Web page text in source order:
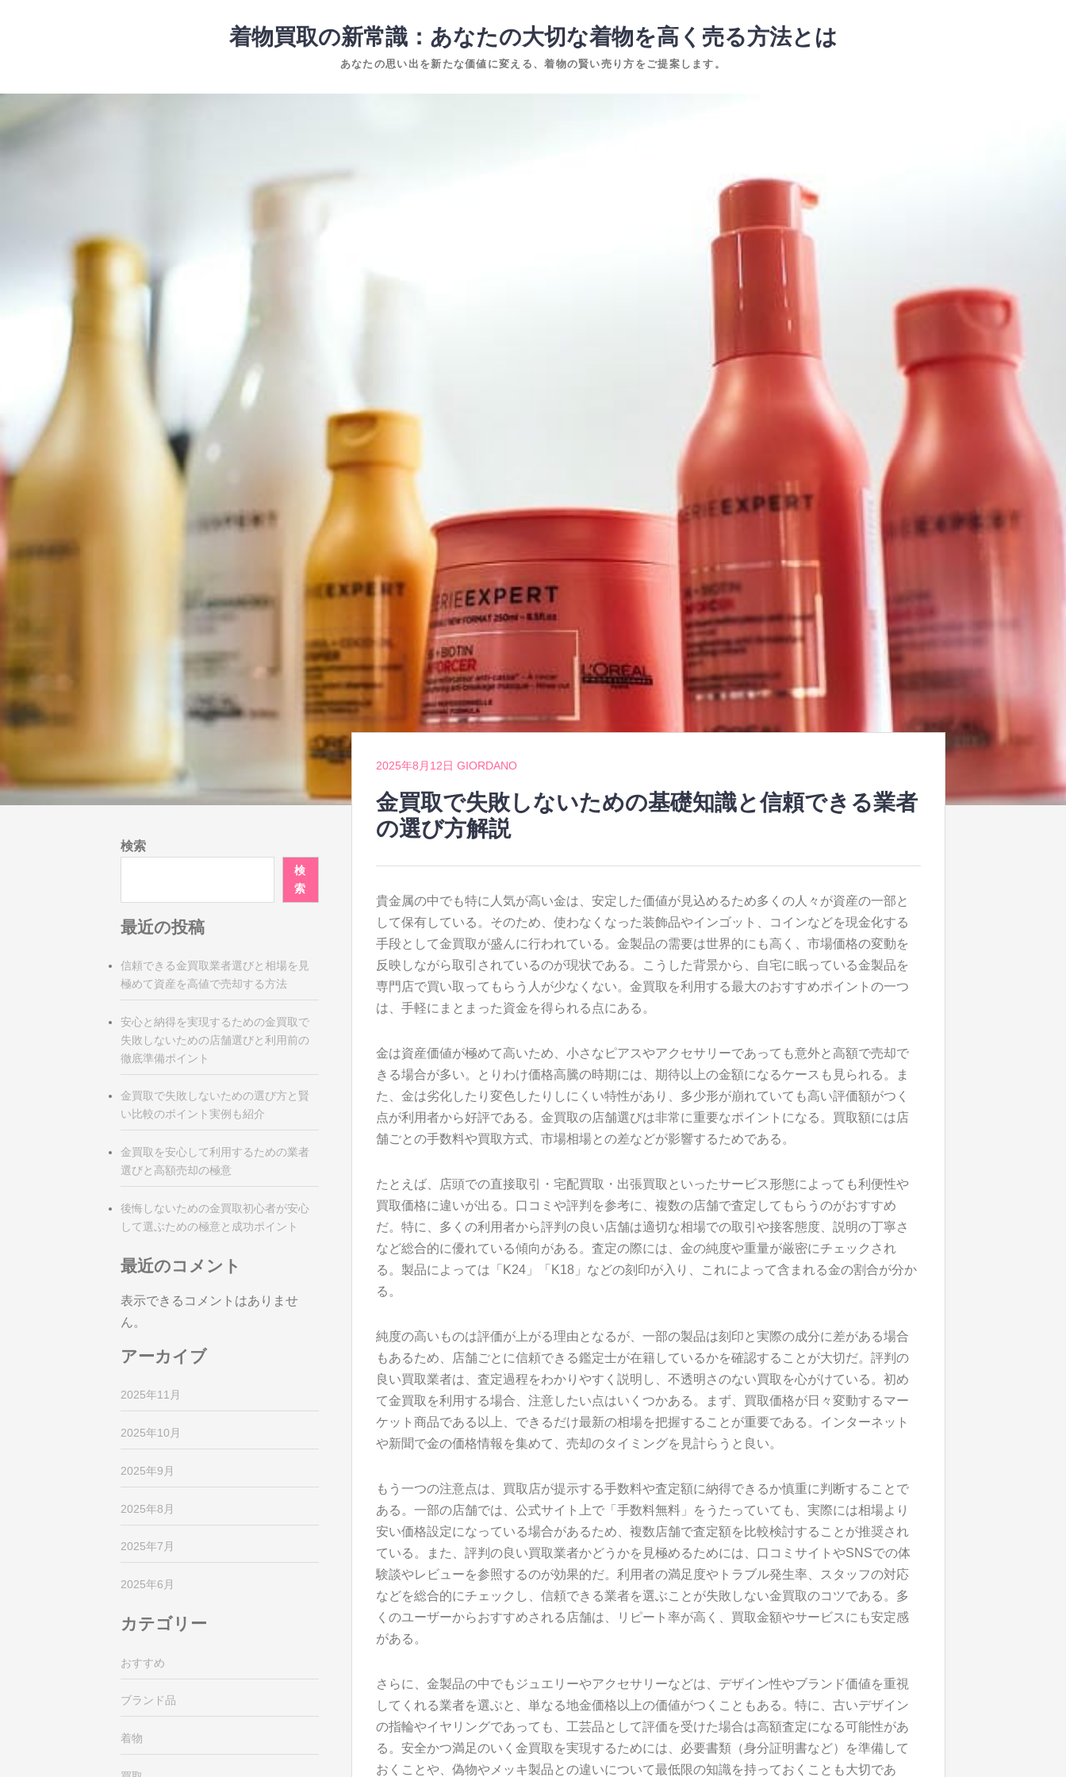
ツ
着物買取の新常識：あなたの大切な着物を高く売る方法とは
あなたの思い出を新たな価値に変える、着物の賢い売り方をご提案します。
ス
キ
2025年8月12日 GIORDANO
金買取で失敗しないための基礎知識と信頼できる業者
の選び方解説
貴金属の中でも特に人気が高い金は、安定した価値が見込めるため多くの人々が資産の一部と
して保有している。 そのため、使わなくなった装飾品やインゴット、コインなどを現金化する
手段として金買取が盛んに行われている。金製品の需要は世界的にも高く、市場価格の変動を
反映しながら取引されているのが現状である。こうした背景から、自宅に眠っている金製品を
専門店で買い取ってもらう人が少なくない。金買取を利用する最大のおすすめポイントの一つ
は、手軽にまとまった資金を得られる点にある。
金は資産価値が極めて高いため、小さなピアスやアクセサリーであっても意外と高額で売却で
きる場合が多い。とりわけ価格高騰の時期には、期待以上の金額になるケースも見られる。ま
た、金は劣化したり変色したりしにくい特性があり、多少形が崩れていても高い評価額がつく
点が利用者から好評である。金買取の店舗選びは非常に重要なポイントになる。買取額には店
舗ごとの手数料や買取方式、市場相場との差などが影響するためである。
たとえば、店頭での直接取引・宅配買取・出張買取といったサービス形態によっても利便性や
買取価格に違いが出る。口コミや評判を参考に、複数の店舗で査定してもらうのがおすすめ
だ。特に、多くの利用者から評判の良い店舗は適切な相場での取引や接客態度、説明の丁寧さ
など総合的に優れている傾向がある。査定の際には、金の純度や重量が厳密にチェックされ
る。製品によっては「K24」「K18」などの刻印が入り、これによって含まれる金の割合が分か
る。
純度の高いものは評価が上がる理由となるが、一部の製品は刻印と実際の成分に差がある場合
もあるため、店舗ごとに信頼できる鑑定士が在籍しているかを確認することが大切だ。評判の
良い買取業者は、査定過程をわかりやすく説明し、不透明さのない買取を心がけている。初め
て金買取を利用する場合、注意したい点はいくつかある。まず、買取価格が日々変動するマー
ケット商品である以上、できるだけ最新の相場を把握することが重要である。インターネット
や新聞で金の価格情報を集めて、売却のタイミングを見計らうと良い。
もう一つの注意点は、買取店が提示する手数料や査定額に納得できるか慎重に判断することで
ある。一部の店舗では、公式サイト上で「手数料無料」をうたっていても、実際には相場より
安い価格設定になっている場合があるため、複数店舗で査定額を比較検討することが推奨され
ている。また、評判の良い買取業者かどうかを見極めるためには、口コミサイトやSNSでの体
験談やレビューを参照するのが効果的だ。利用者の満足度やトラブル発生率、スタッフの対応
などを総合的にチェックし、信頼できる業者を選ぶことが失敗しない金買取のコツである。多
くのユーザーからおすすめされる店舗は、リピート率が高く、買取金額やサービスにも安定感
がある。
さらに、金製品の中でもジュエリーやアクセサリーなどは、デザイン性やブランド価値を重視
してくれる業者を選ぶと、単なる地金価格以上の価値がつくこともある。特に、古いデザイン
の指輪やイヤリングであっても、工芸品として評価を受けた場合は高額査定になる可能性があ
る。安全かつ満足のいく金買取を実現するためには、必要書類（身分証明書など）を準備して
おくことや、偽物やメッキ製品との違いについて最低限の知識を持っておくことも大切であ
検索
検
索
最近の投稿
信頼できる金買取業者選びと相場を見
極めて資産を高値で売却する方法
安心と納得を実現するための金買取で
失敗しないための店舗選びと利用前の
徹底準備ポイント
金買取で失敗しないための選び方と賢
い比較のポイント実例も紹介
金買取を安心して利用するための業者
選びと高額売却の極意
後悔しないための金買取初心者が安心
して選ぶための極意と成功ポイント
最近のコメント
表示できるコメントはありませ
ん。
アーカイブ
2025年11月
2025年10月
2025年9月
2025年8月
2025年7月
2025年6月
カテゴリー
おすすめ
ブランド品
着物